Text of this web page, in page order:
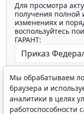
Для просмотра
получения полной
изменениях и
воспользуйтесь
ГАРАНТ:
Мы обрабатываем
браузера и
аналитики в целях
работоспособности